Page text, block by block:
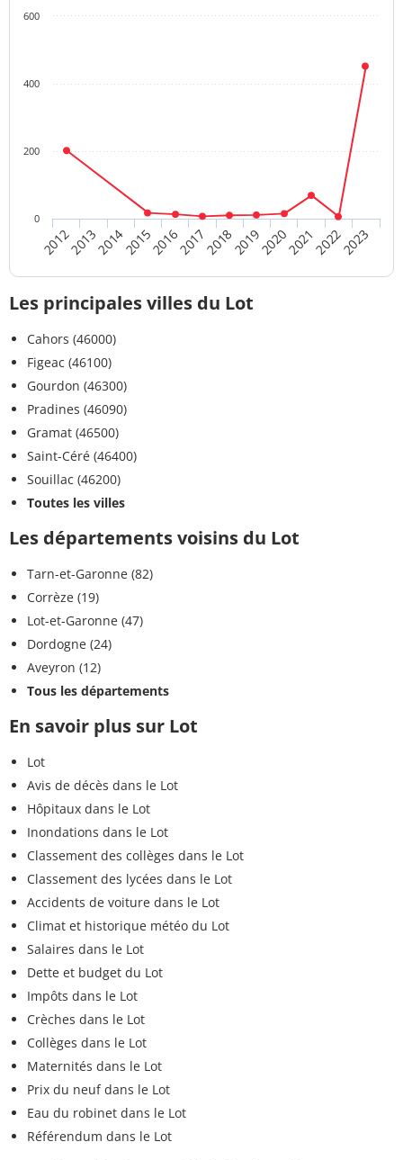
201220132014201520162017201820192020202120222023
0
200
400
600
Les principales villes du Lot
Cahors (46000)
Figeac (46100)
Gourdon (46300)
Pradines (46090)
Gramat (46500)
Saint-Céré (46400)
Souillac (46200)
Toutes les villes
Les départements voisins du Lot
Tarn-et-Garonne (82)
Corrèze (19)
Lot-et-Garonne (47)
Dordogne (24)
Aveyron (12)
Tous les départements
En savoir plus sur Lot
Lot
Avis de décès dans le Lot
Hôpitaux dans le Lot
Inondations dans le Lot
Classement des collèges dans le Lot
Classement des lycées dans le Lot
Accidents de voiture dans le Lot
Climat et historique météo du Lot
Salaires dans le Lot
Dette et budget du Lot
Impôts dans le Lot
Crèches dans le Lot
Collèges dans le Lot
Maternités dans le Lot
Prix du neuf dans le Lot
Eau du robinet dans le Lot
Référendum dans le Lot